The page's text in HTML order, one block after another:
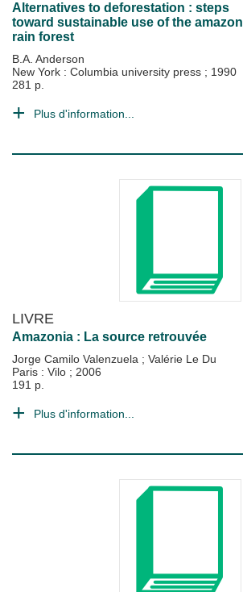
Alternatives to deforestation : steps
toward sustainable use of the amazon
rain forest
B.A. Anderson
New York : Columbia university press ; 1990
281 p.
Plus d'information...
LIVRE
Amazonia : La source retrouvée
Jorge Camilo Valenzuela ; Valérie Le Du
Paris : Vilo ; 2006
191 p.
Plus d'information...